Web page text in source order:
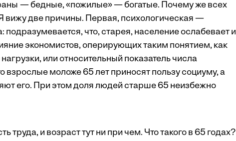
— бедные, «пожилые» — богатые. Почему же всех
вижу две причины. Первая, психологическая —
что, старея, население ослабевает и
экономистов, оперирующих таким понятием, как
или относительный показатель числа
взрослые моложе 65 лет приносят пользу социуму, а
его. При этом доля людей старше 65 неизбежно
труда, и возраст тут ни при чем. Что такого в 65 годах?